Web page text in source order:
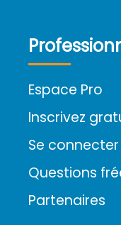
Espace Pro
Inscrivez
Se
Questions
Partenaires